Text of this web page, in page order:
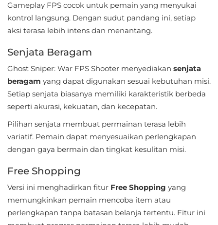
Emulator
Finance
Food
&
Drink
&
Fitness
House
Gameplay FPS cocok untuk pemain yang menyukai
kontrol langsung. Dengan sudut pandang ini, setiap
aksi terasa lebih intens dan menantang.
Senjata Beragam
Ghost Sniper: War FPS Shooter menyediakan senjata
beragam yang dapat digunakan sesuai kebutuhan misi.
Setiap senjata biasanya memiliki karakteristik berbeda
seperti akurasi, kekuatan, dan kecepatan.
Pilihan senjata membuat permainan terasa lebih
variatif. Pemain dapat menyesuaikan perlengkapan
dengan gaya bermain dan tingkat kesulitan misi.
Free Shopping
Versi ini menghadirkan fitur Free Shopping yang
memungkinkan pemain mencoba item atau
perlengkapan tanpa batasan belanja tertentu. Fitur ini